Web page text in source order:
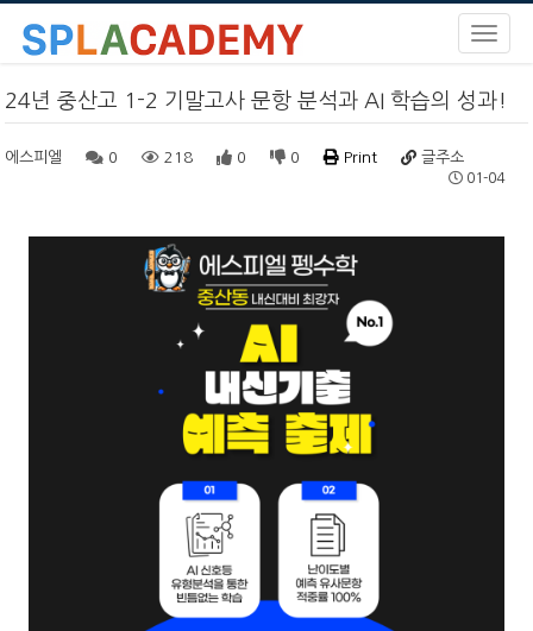
24년 중산고 1-2 기말고사 문항 분석과 AI 학습의 성과!
에스피엘 0 218 0 0 Print 글주소
01-04